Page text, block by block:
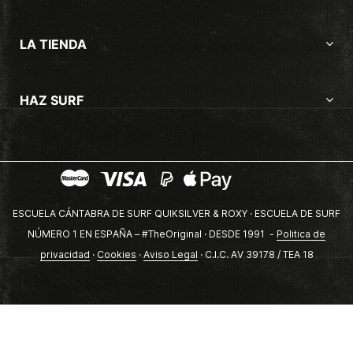
LA TIENDA
HAZ SURF
ESCUELA CÁNTABRA DE SURF QUIKSILVER & ROXY · ESCUELA DE SURF
NÚMERO 1 EN ESPAÑA – #TheOriginal · DESDE 1991 - Politica de
privacidad · Cookies · Aviso Legal · C.I.C. AV 39178 / TEA 18